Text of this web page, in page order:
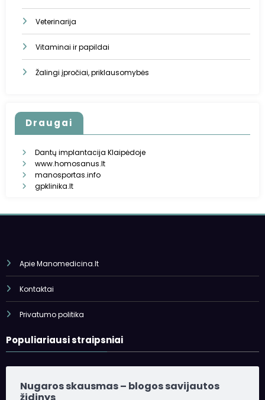
Veterinarija
Vitaminai ir papildai
Žalingi įpročiai, priklausomybės
Draugai
Dantų implantacija Klaipėdoje
www.homosanus.lt
manosportas.info
gpklinika.lt
Apie Manomedicina.lt
Kontaktai
Privatumo politika
Populiariausi straipsniai
Nugaros skausmas – blogos savijautos
židinys